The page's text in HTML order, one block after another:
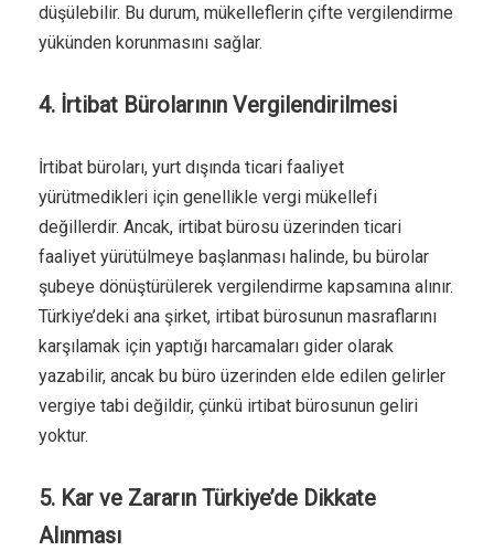
düşülebilir. Bu durum, mükelleflerin çifte vergilendirme
yükünden korunmasını sağlar.
4. İrtibat Bürolarının Vergilendirilmesi
İrtibat büroları, yurt dışında ticari faaliyet
yürütmedikleri için genellikle vergi mükellefi
değillerdir. Ancak, irtibat bürosu üzerinden ticari
faaliyet yürütülmeye başlanması halinde, bu bürolar
şubeye dönüştürülerek vergilendirme kapsamına alınır.
Türkiye’deki ana şirket, irtibat bürosunun masraflarını
karşılamak için yaptığı harcamaları gider olarak
yazabilir, ancak bu büro üzerinden elde edilen gelirler
vergiye tabi değildir, çünkü irtibat bürosunun geliri
yoktur.
5. Kar ve Zararın Türkiye’de Dikkate
Alınması